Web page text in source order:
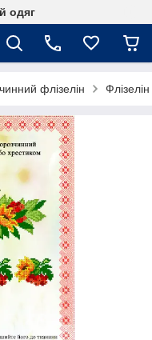
одяг
флізелін